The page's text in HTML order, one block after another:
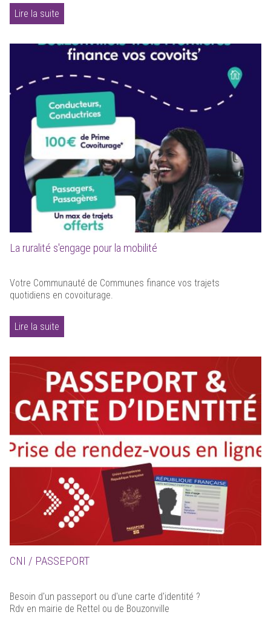
Lire la suite
La ruralité s'engage pour la mobilité
Votre Communauté de Communes finance vos trajets
quotidiens en covoiturage.
Lire la suite
CNI / PASSEPORT
Besoin d'un passeport ou d'une carte d'identité ?
Rdv en mairie de Rettel ou de Bouzonville